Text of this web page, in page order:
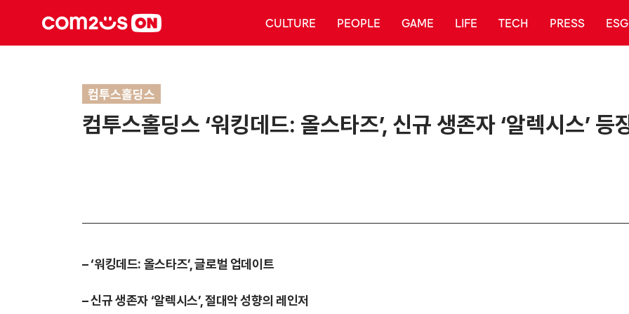
CULTURE PEOPLE GAME LIFE TECH PRESS ESG
컴투스홀딩스
컴투스홀딩스 ‘워킹데드: 올스타즈’, 신규 생존자 ‘알렉시스’ 등
– ‘워킹데드: 올스타즈’, 글로벌 업데이트
– 신규 생존자 ‘알렉시스’, 절대악 성향의 레인저